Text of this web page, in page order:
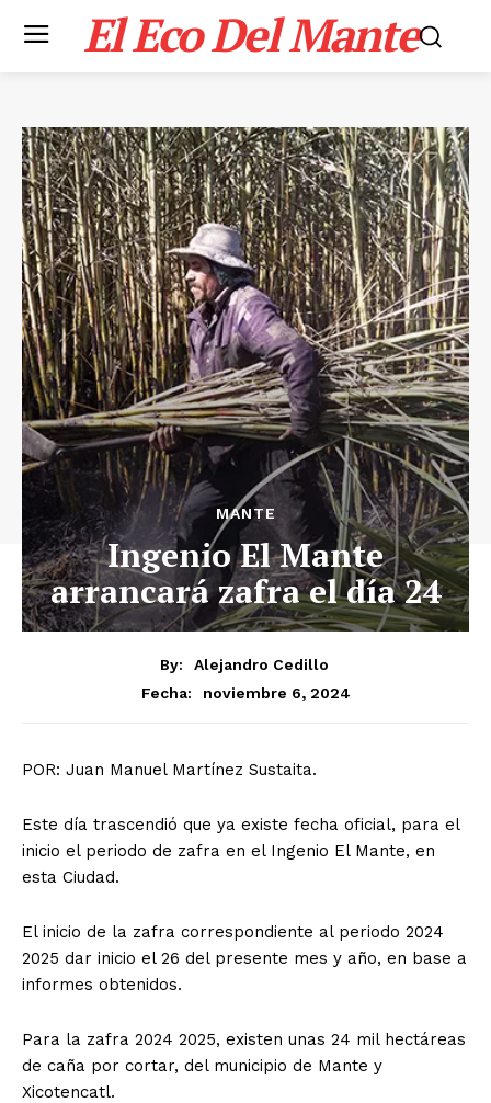
El Eco Del Mante
MANTE
Ingenio El Mante
arrancará zafra el día 24
By:
Alejandro Cedillo
Fecha:
noviembre 6, 2024
POR: Juan Manuel Martínez Sustaita.
Este día trascendió que ya existe fecha oficial, para el
inicio el periodo de zafra en el Ingenio El Mante, en
esta Ciudad.
El inicio de la zafra correspondiente al periodo 2024
2025 dar inicio el 26 del presente mes y año, en base a
informes obtenidos.
Para la zafra 2024 2025, existen unas 24 mil hectáreas
de caña por cortar, del municipio de Mante y
Xicotencatl.